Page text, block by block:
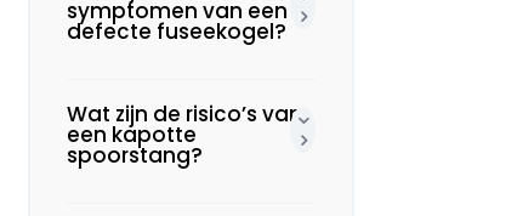
symptomen van een
defecte fuseekogel?
Wat zijn de risico’s van
een kapotte
spoorstang?